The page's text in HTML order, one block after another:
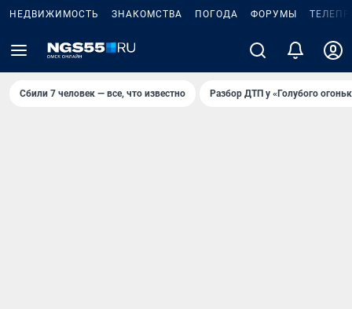
НЕДВИЖИМОСТЬ ЗНАКОМСТВА ПОГОДА ФОРУМЫ
Сбили 7 человек — все, что известно Разбор ДТП у «Голубого